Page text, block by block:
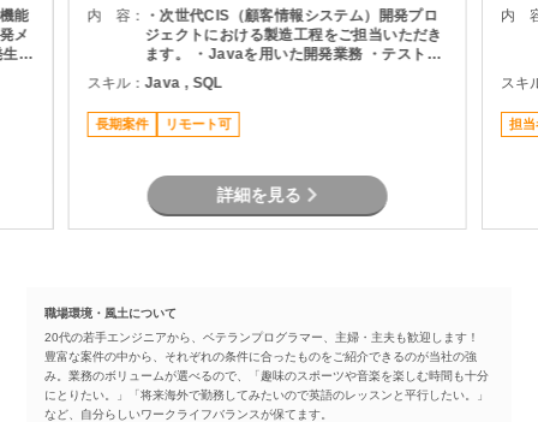
能
メ
内 容：
・次世代CIS（顧客情報システム）開発プロ
ジェクトにおける製造工程をご担当いただき
ます。 ・Javaを用いた開発業務 ・テスト実
施（Junit） ・Oracle環境での開発 ・結合工
程を中心とした開発支援
スキル：Java , SQL
長期案件 リモート可
詳細を見る
内
スキ
担当
職場環境・風土について
20代の若手エンジニアから、ベテランプログラマー、主婦・主夫も歓迎します！
豊富な案件の中から、それぞれの条件に合ったものをご紹介できるのが当社の強
み。業務のボリュームが選べるので、「趣味のスポーツや音楽を楽しむ時間も十分
にとりたい。」「将来海外で勤務してみたいので英語のレッスンと平行したい。」
など、自分らしいワークライフバランスが保てます。